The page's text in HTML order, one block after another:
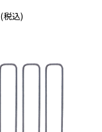
(税込)